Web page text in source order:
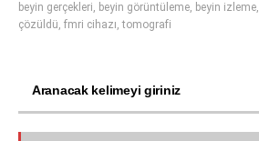
beyin gerçekleri, beyin görüntüleme, beyin izleme,
çözüldü, fmri cihazı,tomografi